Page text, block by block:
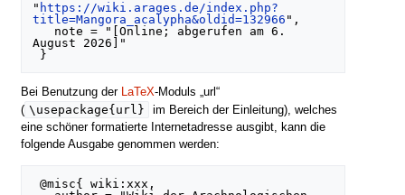
" https://wiki.arages.de/index.php?
title=Mangora_acalypha&oldid=132966 ",
August 2026]"
Bei Benutzung der LaTeX-Moduls „url“
( \usepackage{url}
im Bereich der Einleitung), welches
eine schöner formatierte Internetadresse ausgibt, kann die
folgende Ausgabe genommen werden:
@misc{ wiki:xxx,